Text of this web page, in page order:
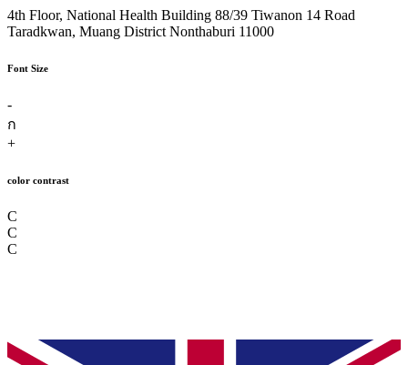
4th Floor, National Health Building 88/39 Tiwanon 14 Road
Taradkwan, Muang District Nonthaburi 11000
Font Size
-
ก
+
color contrast
C
C
C